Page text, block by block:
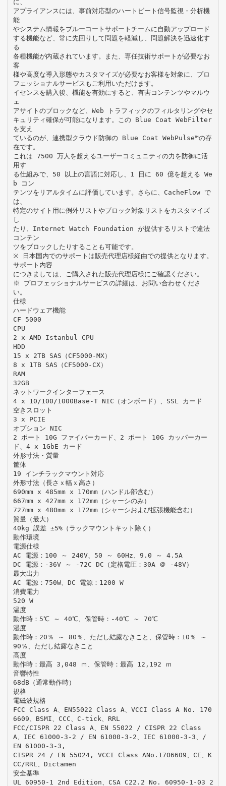
に、
アプライアンスには、事前対応型のハートビート信号監視・分析機
能
やシステム情報をブルーコートサポートチームに自動アップロード
する機能など、常に先回りして問題を軽減し、問題解決を迅速化す
る
各種機能が内蔵されています。また、専任技術サポートが必要なお
客
様や高度な導入形態やカスタマイズが必要なお客様を対象に、プロ
フェッショナルサービスもご利用いただけます。
イセンスを購入後、機能を有効にすると、有害コンテンツやマルウ
ェ
アサイトのブロックなど、Web トラフィックのフィルタリングやセ
キュリティ確保が可能になります。この Blue Coat WebFilter
を支え
ているのが、連携型クラウド防御の Blue Coat WebPulse™の存
在です。
これは 7500 万人を超えるユーザーコミュニティの力を防御に活
用す
る仕組みで、50 以上の言語に対応し、1 日に 60 億を超える We
b コン
テンツをリアルタイムに評価しています。さらに、CacheFlow で
は、
特定のサイト用に例外リストやブロック対象リストをカスタマイズ
し
たり、Internet Watch Foundation が提供するリストで違法
コンテン
ツをブロックしたりすることも可能です。
※ 日本国内でのサポートは販売代理店様経由での提供となります。
サポート内容
につきましては、ご購入された販売代理店様にご確認ください。
※ プロフェッショナルサービスの詳細は、お問い合わせくださ
い。
仕様
ハードウェア機能
CF 5000
CPU
2 x AMD Istanbul CPU
HDD
15 x 2TB SAS（CF5000-MX）
8 x 1TB SAS（CF5000-CX）
RAM
32GB
ネットワークインターフェース
4 x 10/100/1000Base-T NIC（オンボード）、SSL カード
空きスロット
3 x PCIE
オプション NIC
2 ポート 10G ファイバーカード、2 ポート 10G カッパーカー
ド、4 x 1GbE カード
外形寸法・質量
筐体
19 インチラックマウント対応
外形寸法（長さｘ幅ｘ高さ）
690mm x 485mm x 170mm（ハンドル部含む）
667mm x 427mm x 172mm（シャーシのみ）
727mm x 480mm x 172mm（シャーシおよび拡張機能含む）
質量（最大）
40kg 誤差 ±5%（ラックマウントキット除く）
動作環境
電源仕様
AC 電源：100 ～ 240V、50 ～ 60Hz、9.0 ～ 4.5A
DC 電源：-36V ～ -72C DC（定格電圧：30A ＠ -48V）
最大出力
AC 電源：750W、DC 電源：1200 W
消費電力
520 W
温度
動作時：5℃ ～ 40℃、保管時：-40℃ ～ 70℃
湿度
動作時：20％ ～ 80％、ただし結露なきこと、保管時：10％ ～
90％、ただし結露なきこと
高度
動作時：最高 3,048 ｍ、保管時：最高 12,192 ｍ
音響特性
68dB（通常動作時）
規格
電磁波規格
FCC Class A、EN55022 Class A、VCCI Class A No. 170
6609、BSMI、CCC、C-tick、RRL
FCC/CISPR 22 Class A、EN 55022 / CISPR 22 Class
A、IEC 61000-3-2 / EN 61000-3-2、IEC 61000-3-3、/
EN 61000-3-3,
CISPR 24 / EN 55024, VCCI Class ANo.1706609、CE、K
CC/RRL、Dictamen
安全基準
UL 60950-1 2nd Edition、CSA C22.2 No. 60950-1-03 2